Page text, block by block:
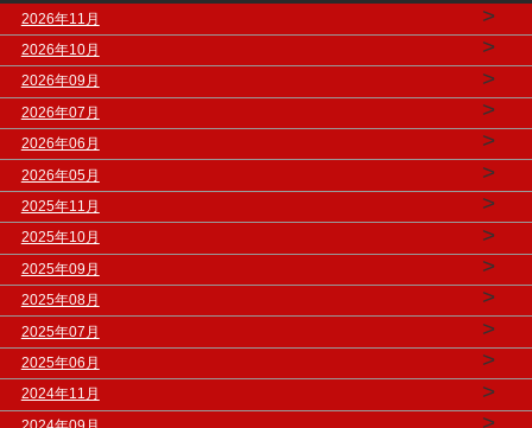
2026年11月
>
2026年10月 >
2026年09月 >
2026年07月 >
2026年06月 >
2026年05月 >
2025年11月 >
2025年10月 >
2025年09月 >
2025年08月 >
2025年07月 >
2025年06月 >
2024年11月 >
>